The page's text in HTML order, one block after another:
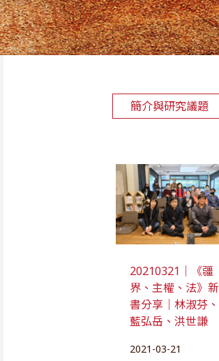
簡介與研究議題
20210321｜《疆
界、主權、法》新
書分享｜林淑芬、
藍弘岳、洪世謙
2021-03-21